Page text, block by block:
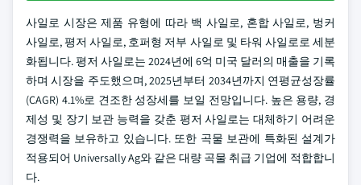
사일로 시장은 제품 유형에 따라 백 사일로, 혼합 사일로, 벙커
사일로, 평저 사일로, 호퍼형 저부 사일로 및 타워 사일로로 세분
화됩니다. 평저 사일로는 2024년에 6억 미국 달러의 매출을 기록
하며 시장을 주도했으며, 2025년부터 2034년까지 연평균성장률
(CAGR) 4.1%로 견조한 성장세를 보일 전망입니다. 높은 용량, 경
제성 및 장기 보관 능력을 갖춘 평저 사일로는 대체하기 어려운
경쟁력을 보유하고 있습니다. 또한 곡물 보관에 특화된 설계가
적용되어 Universally Ag와 같은 대량 곡물 취급 기업에 적합합니
다.